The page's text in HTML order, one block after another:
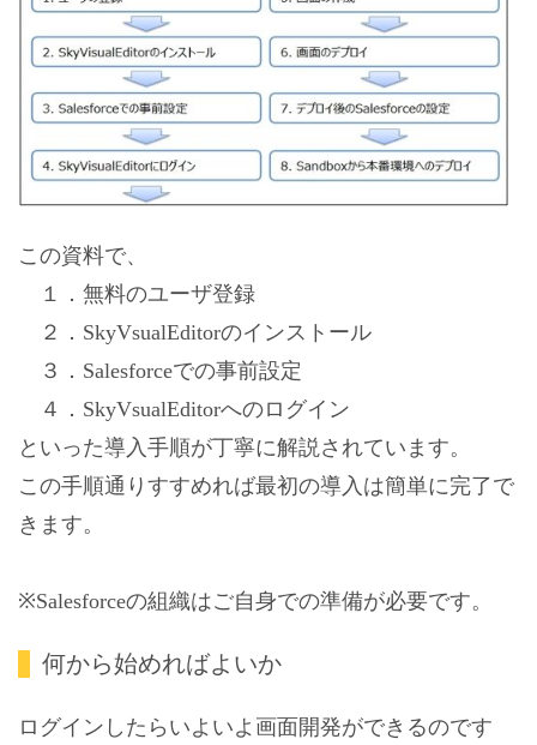
この資料で、
１．無料のユーザ登録
２．SkyVsualEditorのインストール
３．Salesforceでの事前設定
４．SkyVsualEditorへのログイン
といった導入手順が丁寧に解説されています。
この手順通りすすめれば最初の導入は簡単に完了で
きます。
※Salesforceの組織はご自身での準備が必要です。
何から始めればよいか
ログインしたらいよいよ画面開発ができるのです